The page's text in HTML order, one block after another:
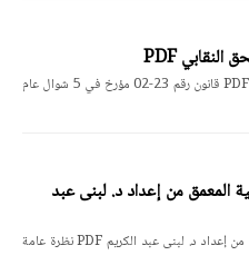
قانون رقم 23-02 يتعلق بممارسة الحق النقابي PDF قانون رقم 23-02 مؤرخ في 5 شوال عام
المعمق من إعداد د. لبنى عبد
مطبوعة في مقياس الإجراءات الجزائية المعمق من إعداد د. لبنى عبد الكريم PDF نظرة عامة